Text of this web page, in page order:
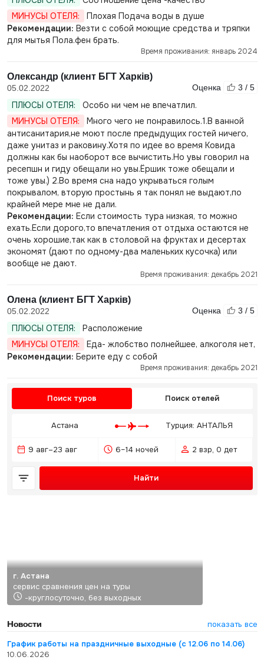
МИНУСЫ ОТЕЛЯ:
Плохая Подача воды в душе
Рекомендации: Везти с собой моющие средства и тряпки
для мытья Пола.фен брать.
Время проживания: январь 2024
Олександр (клиент БГТ Харків)
05.02.2022 Оценка 3 / 5
ПЛЮСЫ ОТЕЛЯ:
Особо ни чем не впечатлил.
МИНУСЫ ОТЕЛЯ:
Много чего не понравилось.1.В ванной
антисанитария,не моют после предыдущих гостей ничего,
даже унитаз и раковину.Хотя по идее во время Ковида
должны как бы наоборот все вычистить.Но увы говорил на
ресепшн и гиду обещали но увы.Ёршик тоже обещали и
тоже увы.) 2.Во время сна надо укрываться голым
покрывалом, вторую простынь я так понял не выдают,по
крайней мере мне не дали.
Рекомендации: Если стоимость тура низкая, то можно
ехать.Если дорого,то впечатления от отдыха остаются не
очень хорошие,так как в столовой на фруктах и десертах
экономят (дают по одному-два маленьких кусочка) или
вообще не дают.
Время проживания: декабрь 2021
Олена (клиент БГТ Харків)
05.02.2022 Оценка 3 / 5
ПЛЮСЫ ОТЕЛЯ:
Расположение
МИНУСЫ ОТЕЛЯ:
Еда- жлобство полнейшее, алкоголя нет,
Рекомендации: Берите еду с собой
Время проживания: декабрь 2021
Поиск туров Поиск отелей
Астана Турция: АНТАЛЬЯ
9 авг–23 авг 6–14 ночей 2 взр, 0 дет
Найти
г. Астана
сервис сравнения цен на туры
-круглосуточно, без выходных
Новости
показать все
График работы на праздничные выходные (с 12.06 по 14.06)
10.06.2026